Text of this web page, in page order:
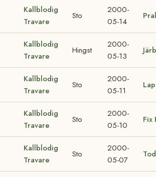
Kallblodig
Travare
Sto
2000-
05-14
Kallblodig
Travare
Hingst
2000-
05-13
Kallblodig
Travare
Sto
2000-
05-11
Kallblodig
Travare
Sto
2000-
05-10
Fix
Kallblodig
Travare
Sto
2000-
05-07